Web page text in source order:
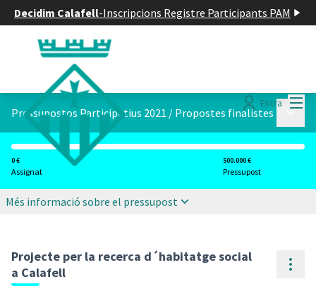
Decidim Calafell-Inscripcions Registre Participants PAM
Entra
Pressupostos Participatius 2021 / Propostes finalistes
0 €
Assignat
500.000 €
Pressupost
Més informació sobre el pressupost
Projecte per la recerca d´habitatge social
a Calafell